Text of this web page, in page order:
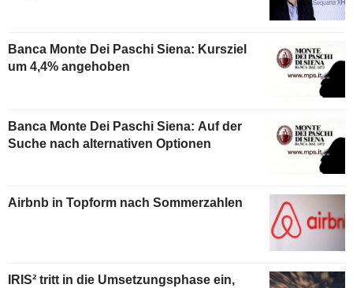
Banca Monte Dei Paschi Siena: Kursziel
um 4,4% angehoben
Banca Monte Dei Paschi Siena: Auf der
Suche nach alternativen Optionen
Airbnb in Topform nach Sommerzahlen
IRIS² tritt in die Umsetzungsphase ein,